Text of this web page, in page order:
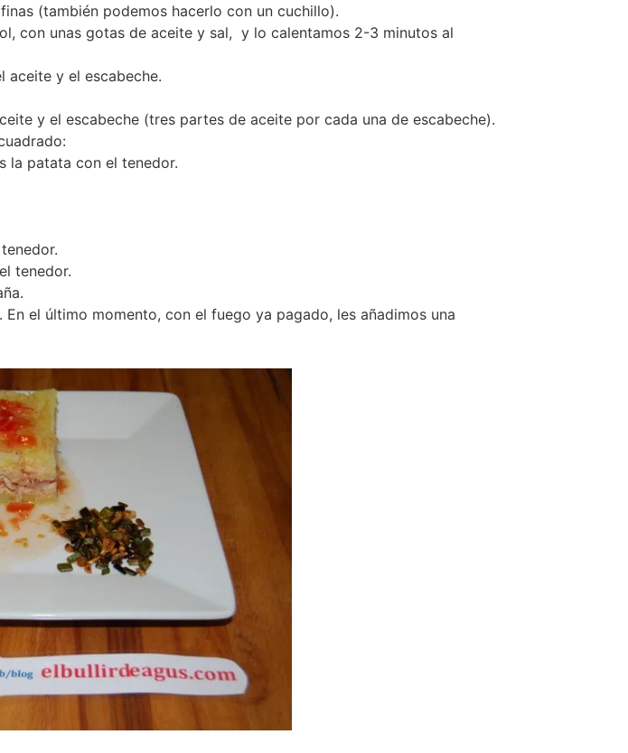
(también podemos hacerlo con un cuchillo).
con unas gotas de aceite y sal, y lo calentamos 2-3 minutos al
aceite y el escabeche.
y el escabeche (tres partes de aceite por cada una de escabeche).
la patata con el tenedor.
tenedor.
el último momento, con el fuego ya pagado, les añadimos una